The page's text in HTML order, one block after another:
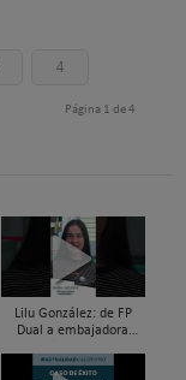
4
Página 1 de 4
Lilu González: de FP
Dual a embajadora
| Mecatrónica Industrial